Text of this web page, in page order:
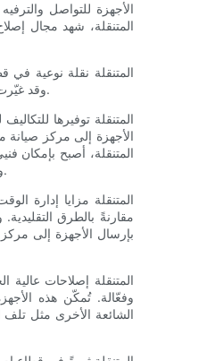
الأجهزة للتواصل
وقد غيّرت هذه الأجهزة المبتكرة طريقة إصلاح الهواتف، مما أتاح إجراء إصلاحات فعّالة وعالية الجودة أثناء التنقل.
الأجهزة إلى مركز صيانة
وهذا لا يوفر المال لشركات الصيانة فحسب، بل يوفر أيضًا حلولاً مريحة وفعّالة من حيث التكلفة للعملاء.
مقارنةً بالطرق
بإرسال الأجهزة إلى
وفعّالة. تُمكّن هذه
الشائعة الأخرى مثل تلف